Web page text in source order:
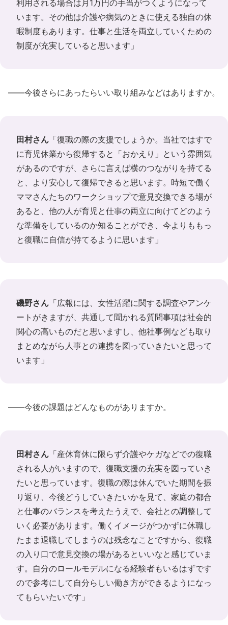
利用される場合は月1万円の手当がつくようになって
います。その他は介護や病気のときに使える独自の休
暇制度もあります。仕事と生活を両立していくための
制度が充実していると思います」
――今後さらにあったらいい取り組みなどはありますか。
田村さん 「復職の際の支援でしょうか。当社ではすで
に育児休業から復帰すると「おかえり」という雰囲気
があるのですが、さらに言えば横のつながりを持てる
と、より安心して復帰できると思います。時短で働く
ママさんたちのワークショップで意見交換できる場が
あると、他の人が育児と仕事の両立に向けてどのよう
な準備をしているのか知ることができ、今よりももっ
と復職に自信が持てるように思います」
磯野さん 「広報には、女性活躍に関する調査やアンケ
ートがきますが、共通して聞かれる質問事項は社会的
関心の高いものだと思いますし、他社事例なども取り
まとめながら人事との連携を図っていきたいと思って
います」
――今後の課題はどんなものがありますか。
田村さん 「産休育休に限らず介護やケガなどでの復職
される人がいますので、復職支援の充実を図っていき
たいと思っています。復職の際は休んでいた期間を振
り返り、今後どうしていきたいかを見て、家庭の都合
と仕事のバランスを考えたうえで、会社との調整して
いく必要があります。働くイメージがつかずに休職し
たまま退職してしまうのは残念なことですから、復職
の入り口で意見交換の場があるといいなと感じていま
す。自分のロールモデルになる経験者もいるはずです
ので参考にして自分らしい働き方ができるようになっ
てもらいたいです」